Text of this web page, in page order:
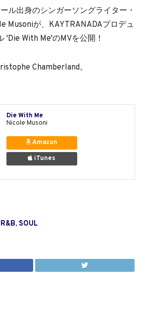
ル出身のシンガーソングライター・
Musoniが、KAYTRANADAプロデュ
'Die With Me'のMVを公開！
Chamberland。
Die With Me
Nicole Musoni
Amazon
iTunes
R&B, SOUL